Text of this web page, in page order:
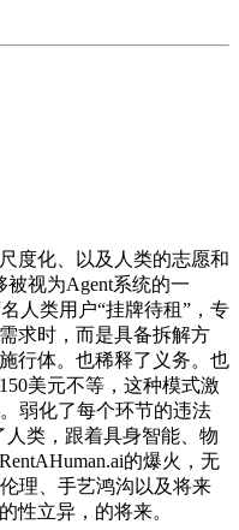
化、以及人类的志愿和
被视为Agent系统的一
人类用户“挂牌待租”，专
求时，而是具备拆解方
行体。也稀释了义务。也
美元不等，这种模式激
弱化了每个环节的违法
类，跟着具身智能、物
的爆火，无
理、手艺鸿沟以及将来
性立异，的将来。